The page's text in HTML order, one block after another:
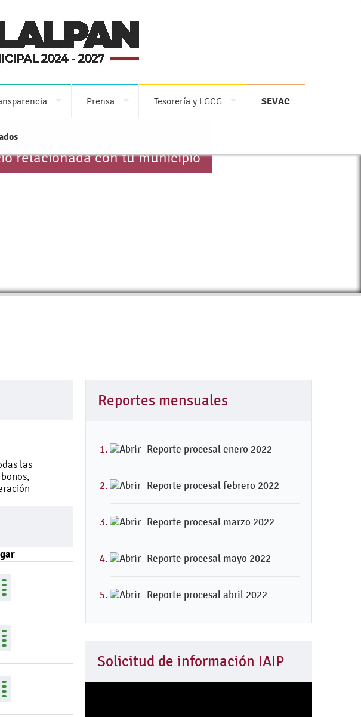
Prensa Tesorería y LGCG SEVAC
relacionada con tu municipio
las
Reportes mensuales
Reporte procesal enero 2022
Reporte procesal febrero 2022
Reporte procesal marzo 2022
Reporte procesal mayo 2022
Reporte procesal abril 2022
Solicitud de información IAIP